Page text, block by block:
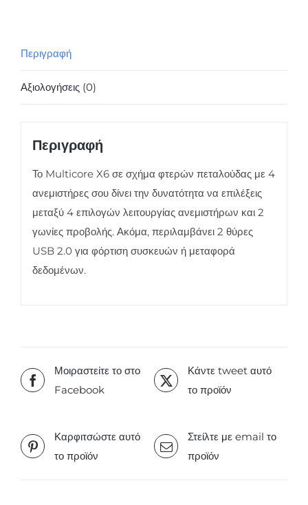
refurbished
ποσότητα
Περιγραφή
Αξιολογήσεις (0)
Περιγραφή
Το Multicore X6 σε σχήμα φτερών πεταλούδας με 4
ανεμιστήρες σου δίνει την δυνατότητα να επιλέξεις
μεταξύ 4 επιλογών λειτουργίας ανεμιστήρων και 2
γωνίες προβολής. Ακόμα, περιλαμβάνει 2 θύρες
USB 2.0 για φόρτιση συσκευών ή μεταφορά
δεδομένων.
Μοιραστείτε το στο
Facebook
Κάντε tweet αυτό
το προϊόν
Καρφιτσώστε αυτό
το προϊόν
Στείλτε με email το
προϊόν